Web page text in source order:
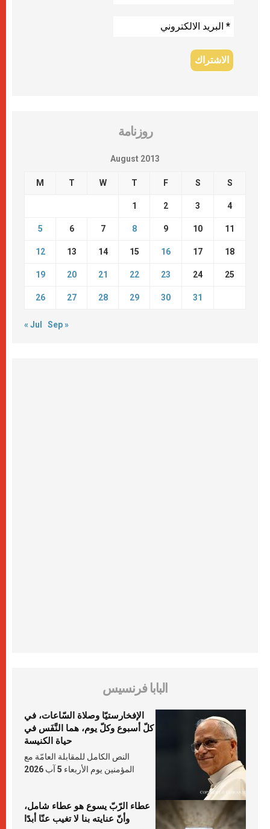
روزنامة
August 2013
M T W T F S S
1 2 3 4
5 6 7 8 9 10 11
12 13 14 15 16 17 18
19 20 21 22 23 24 25
26 27 28 29 30 31
« Jul Sep »
البابا فرنسيس
الإفخارستيّا وصلاة السّاعات، في
كلّ أسبوع وكلّ يوم، هما النَّفَس في
حياة الكنيسة
النص الكامل للمقابلة العامّة مع
المؤمنين يوم الأربعاء 5 آب 2026
عطاء الرّبّ يسوع هو عطاء شامل،
وأنّ عنايته بنا لا تغيب عنّا أبدًا